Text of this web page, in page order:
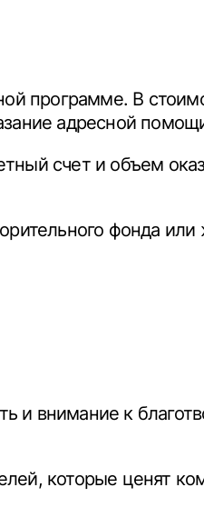
программе. В
адресной
счет и объем
фонда или
и внимание к
которые ценят